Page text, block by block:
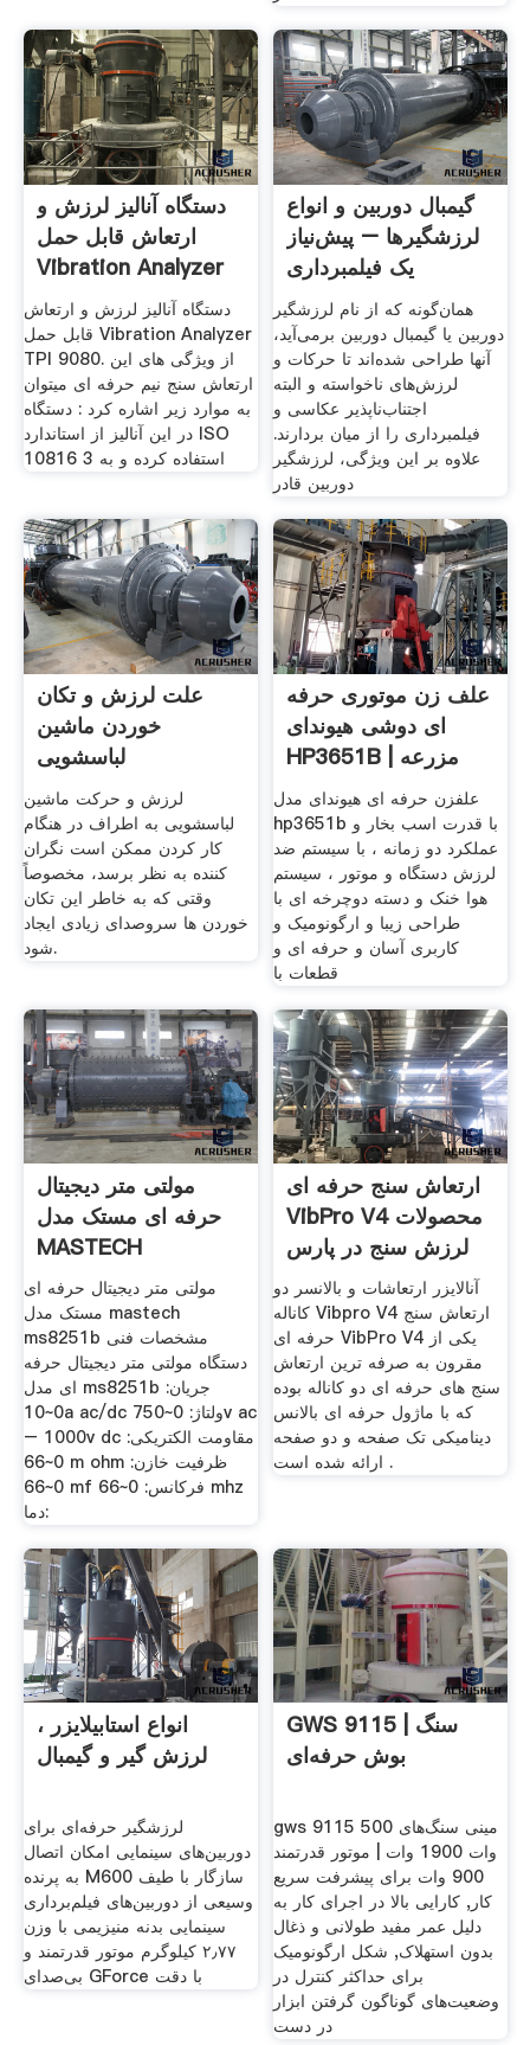
دستگاه آنالیز لرزش و
ارتعاش قابل حمل
Vibration Analyzer
دستگاه آنالیز لرزش و ارتعاش
قابل حمل Vibration Analyzer
TPI 9080. از ویژگی های این
ارتعاش سنج نیم حرفه ای میتوان
به موارد زیر اشاره کرد : دستگاه
در این آنالیز از استاندارد ISO
10816 3 استفاده کرده و به
گیمبال دوربین و انواع
لرزشگیرها – پیش‌نیاز
یک فیلمبرداری
همان‌گونه که از نام لرزشگیر
دوربین یا گیمبال دوربین برمی‌آید،
آنها طراحی شده‌اند تا حرکات و
لرزش‌های ناخواسته و البته
اجتناب‌ناپذیر عکاسی و
فیلمبرداری را از میان بردارند.
علاوه بر این ویژگی، لرزشگیر
دوربین قادر
علت لرزش و تکان
خوردن ماشین
لباسشویی
لرزش و حرکت ماشین
لباسشویی به اطراف در هنگام
کار کردن ممکن است نگران
کننده به نظر برسد، مخصوصاً
وقتی که به خاطر این تکان
خوردن ها سروصدای زیادی ایجاد
شود.
علف زن موتوری حرفه
ای دوشی هیوندای
HP3651B | مزرعه
نیاک
علفزن حرفه ای هیوندای مدل
hp3651b با قدرت اسب بخار و
عملکرد دو زمانه ، با سیستم ضد
لرزش دستگاه و موتور ، سیستم
هوا خنک و دسته دوچرخه ای با
طراحی زیبا و ارگونومیک و
کاربری آسان و حرفه ای و
قطعات با
مولتی متر دیجیتال
حرفه ای مستک مدل
MASTECH
MS8251B
مولتی متر دیجیتال حرفه ای
مستک مدل mastech
ms8251b مشخصات فنی
دستگاه مولتی متر دیجیتال حرفه
ای مدل ms8251b جریان:
0~10a ac/dc ولتاژ: 0~750v ac
– 1000v dc مقاومت الکتریکی:
0~66 m ohm ظرفیت خازن:
0~66 mf فرکانس: 0~66 mhz
دما:
ارتعاش سنج حرفه ای
VibPro V4 محصولات
لرزش سنج در پارس
سنتر
آنالایزر ارتعاشات و بالانسر دو
کاناله Vibpro V4 ارتعاش سنج
حرفه ای VibPro V4 یکی از
مقرون به صرفه ترین ارتعاش
سنج های حرفه ای دو کاناله بوده
که با ماژول حرفه ای بالانس
دینامیکی تک صفحه و دو صفحه
ارائه شده است .
انواع استابیلایزر ،
لرزش گیر و گیمبال
لرزشگیر حرفه‌ای برای
دوربین‌های سینمایی امکان اتصال
به پرنده M600 سازگار با طیف
وسیعی از دوربین‌های فیلم‌برداری
سینمایی بدنه منیزیمی با وزن
۲٫۷۷ کیلوگرم موتور قدرتمند و
بی‌صدای GForce با دقت
GWS 9115 سنگ |
بوش حرفه‌ای
gws 9115 مینی سنگ‌های 500
وات 1900 وات | موتور قدرتمند
900 وات برای پیشرفت سریع
کار, کارایی بالا در اجرای کار به
دلیل عمر مفید طولانی و ذغال
بدون استهلاک, شکل ارگونومیک
برای حداکثر کنترل در
وضعیت‌های گوناگون گرفتن ابزار
در دست